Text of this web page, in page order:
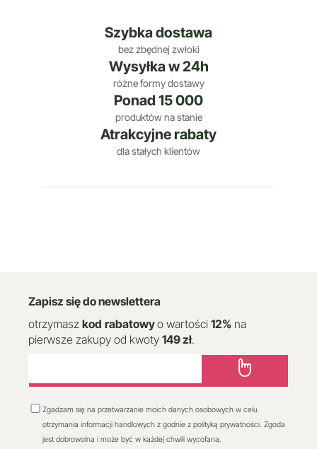
Szybkadostawa
bez zbędnej zwłoki
Wysyłka w24h
różne formy dostawy
Ponad 15 000
produktów na stanie
Atrakcyjnerabaty
dla stałych klientów
Zapisz się do newslettera
otrzymasz kod rabatowyo wartości 12% na
pierwsze zakupy od kwoty 149 zł.
Zgadzam się na przetwarzanie moich danych osobowych w celu
otrzymania informacji handlowych z godnie z polityką prywatności. Zgoda
jest dobrowolna i może być w każdej chwili wycofana.